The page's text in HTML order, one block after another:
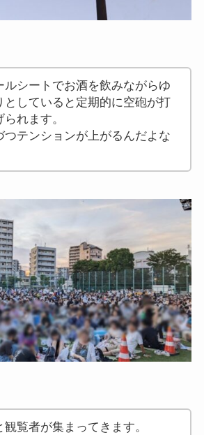
ルシートでお酒を飲みながらゆ
としていると定期的に空砲が打
られます。
つテンションが上がるんだよな
観覧者が集まってきます。